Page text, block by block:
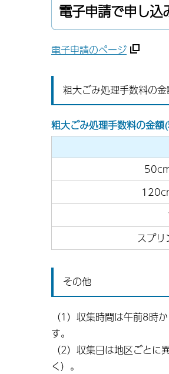
電子申請で申し込
電子申請のページ
粗大ごみ処理手数料の金
粗大ごみ処理手数料の金
スプリ
その他
（1）収集時間は午前8時
す。
（2）収集日は地区ごと
く）。